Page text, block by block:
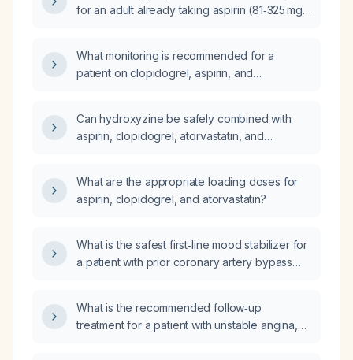
for an adult already taking aspirin (81‑325 mg
What monitoring is recommended for a
patient on clopidogrel, aspirin, and
Can hydroxyzine be safely combined with
aspirin, clopidogrel, atorvastatin, and
What are the appropriate loading doses for
aspirin, clopidogrel, and atorvastatin?
What is the safest first‑line mood stabilizer for
a patient with prior coronary artery bypass
sacubitril/valsartan (Entresto)?
What is the recommended follow‑up
treatment for a patient with unstable angina,